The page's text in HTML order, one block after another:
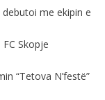
me ekipin e
Skopje
“Tetova N’festë”